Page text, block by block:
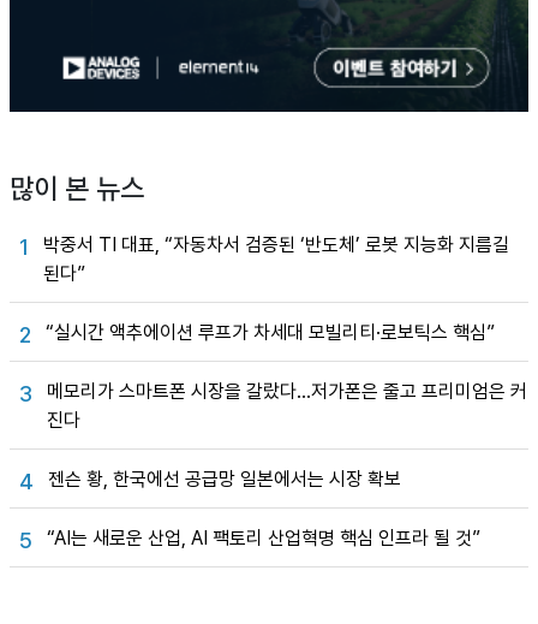
많이 본 뉴스
1
박중서 TI 대표, “자동차서 검증된 ‘반도체’ 로봇 지능화 지름길
된다”
2 “실시간 액추에이션 루프가 차세대 모빌리티·로보틱스 핵심”
3
메모리가 스마트폰 시장을 갈랐다…저가폰은 줄고 프리미엄은 커
진다
4 젠슨 황, 한국에선 공급망 일본에서는 시장 확보
5 “AI는 새로운 산업, AI 팩토리 산업혁명 핵심 인프라 될 것”